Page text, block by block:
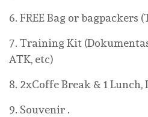
6. FREE Bag or bagpackers
7. Training Kit
ATK, etc)
8. 2xCoffe Break & 1 Lunch,
9. Souvenir .